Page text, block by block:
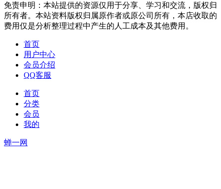
免责申明：本站提供的资源仅用于分享、学习和交流，版权归
所有者。本站资料版权归属原作者或原公司所有，本店收取的
费用仅是分析整理过程中产生的人工成本及其他费用。
首页
用户中心
会员介绍
QQ客服
首页
分类
会员
我的
蝉一网